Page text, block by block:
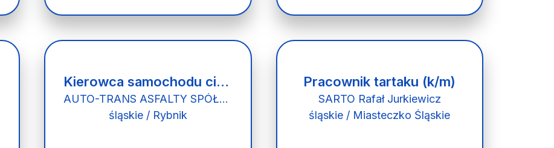
Kierowca samochodu ciężarowego (k/m)
AUTO-TRANS ASFALTY SPÓŁKA Z OGRANICZONĄ ODPOWIEDZIALNOŚCIĄ
śląskie / Rybnik
Pracownik tartaku (k/m)
SARTO Rafał Jurkiewicz
śląskie / Miasteczko Śląskie